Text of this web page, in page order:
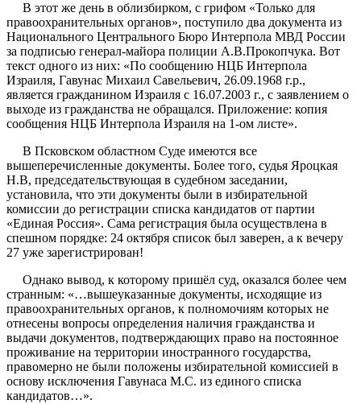
В этот же день в облизбирком, с грифом «Только для
правоохранительных органов», поступило два документа из
Национального Центрального Бюро Интерпола МВД России
за подписью генерал-майора полиции А.В.Прокопчука. Вот
текст одного из них: «По сообщению НЦБ Интерпола
Израиля, Гавунас Михаил Савельевич, 26.09.1968 г.р.,
является гражданином Израиля с 16.07.2003 г., с заявлением о
выходе из гражданства не обращался. Приложение: копия
сообщения НЦБ Интерпола Израиля на 1-ом листе».
В Псковском областном Суде имеются все
вышеперечисленные документы. Более того, судья Яроцкая
Н.В, председательствующая в судебном заседании,
установила, что эти документы были в избирательной
комиссии до регистрации списка кандидатов от партии
«Единая Россия». Сама регистрация была осуществлена в
спешном порядке: 24 октября список был заверен, а к вечеру
27 уже зарегистрирован!
Однако вывод, к которому пришёл суд, оказался более чем
странным: «…вышеуказанные документы, исходящие из
правоохранительных органов, к полномочиям которых не
отнесены вопросы определения наличия гражданства и
выдачи документов, подтверждающих право на постоянное
проживание на территории иностранного государства,
правомерно не были положены избирательной комиссией в
основу исключения Гавунаса М.С. из единого списка
кандидатов…».